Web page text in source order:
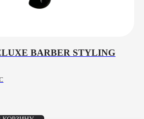
BARBER STYLING